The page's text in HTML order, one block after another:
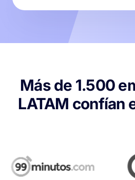
Más de 1.500
LATAM confían